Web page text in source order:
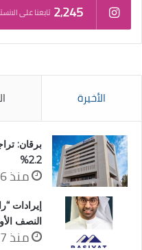
2٬245 تابعنا على
الأخيرة
2.2%
منذ 16 ساعة
النصف الأول
منذ 17 ساعة